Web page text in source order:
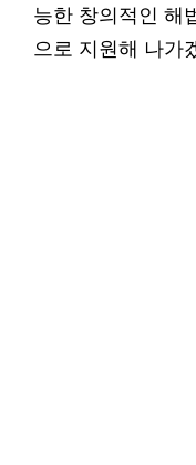
능한 창의적인 해
으로 지원해 나가